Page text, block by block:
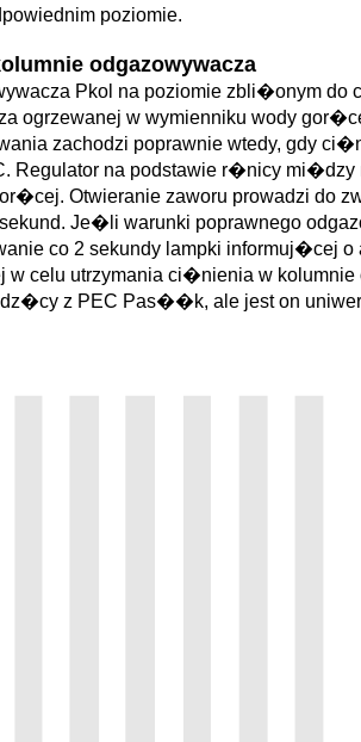
poziomie.
odgazowywacza
Pkol na poziomie zbli�onym
ogrzewanej w wymienniku wody
zachodzi poprawnie wtedy, gdy
na podstawie r�nicy
Otwieranie zaworu prowadzi do
Je�li warunki poprawnego
co 2 sekundy lampki informuj�cej o
celu utrzymania ci�nienia w
z PEC Pas��k, ale jest on